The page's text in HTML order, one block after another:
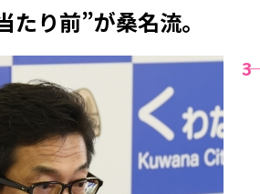
たり前”が桑名流。
――3